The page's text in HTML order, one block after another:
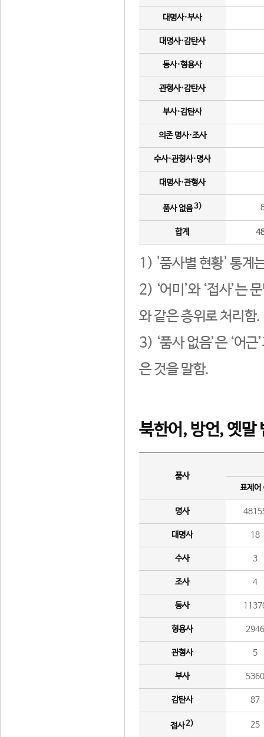
대명사·부사
대명사·감탄사
동사·형용사
관형사·감탄사
부사·감탄사
의존 명사·조사
수사·관형사·명사
대명사·관형사
품사 없음3)
합계
1) '품사별 현황' 통계
2) ‘어미’와 ‘접사’는
와 같은 층위로 처리함.
3) ‘품사 없음’은 ‘어
은 것을 말함.
북한어, 방언, 옛말
품사
표제어
명사
대명사 18
수사 3
조사 4
동사
형용사 2946
관형사 5
부사 5360
감탄사 87
접사2) 25